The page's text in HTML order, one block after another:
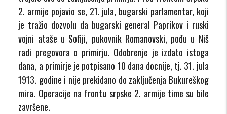
2. armije pojavio se, 21. jula, bugarski parlamentar, koji
je tražio dozvolu da bugarski general Paprikov i ruski
vojni ataše u Sofiji, pukovnik Romanovski, pođu u Niš
radi pregovora o primirju. Odobrenje je izdato istoga
dana, a primirje je potpisano 10 dana docnije, tj. 31. jula
1913. godine i nije prekidano do zaključenja Bukureškog
mira. Operacije na frontu srpske 2. armije time su bile
završene.